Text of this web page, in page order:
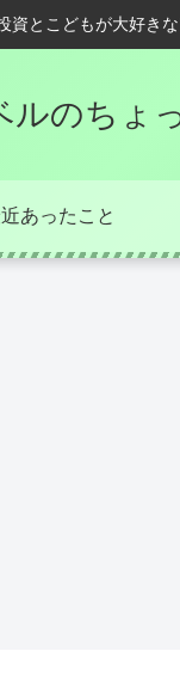
資とこどもが大好きな
ルのちょ
あったこと